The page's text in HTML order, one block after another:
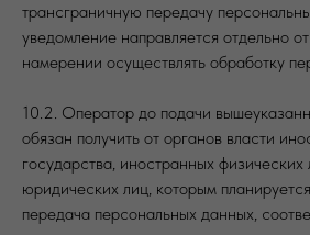
трансграничную передачу
уведомление направляется отдельно
намерении осуществлять обработку
10.2. Оператор до подачи
обязан получить от органов власти
государства, иностранных
юридических лиц, которым
передача персональных данных,